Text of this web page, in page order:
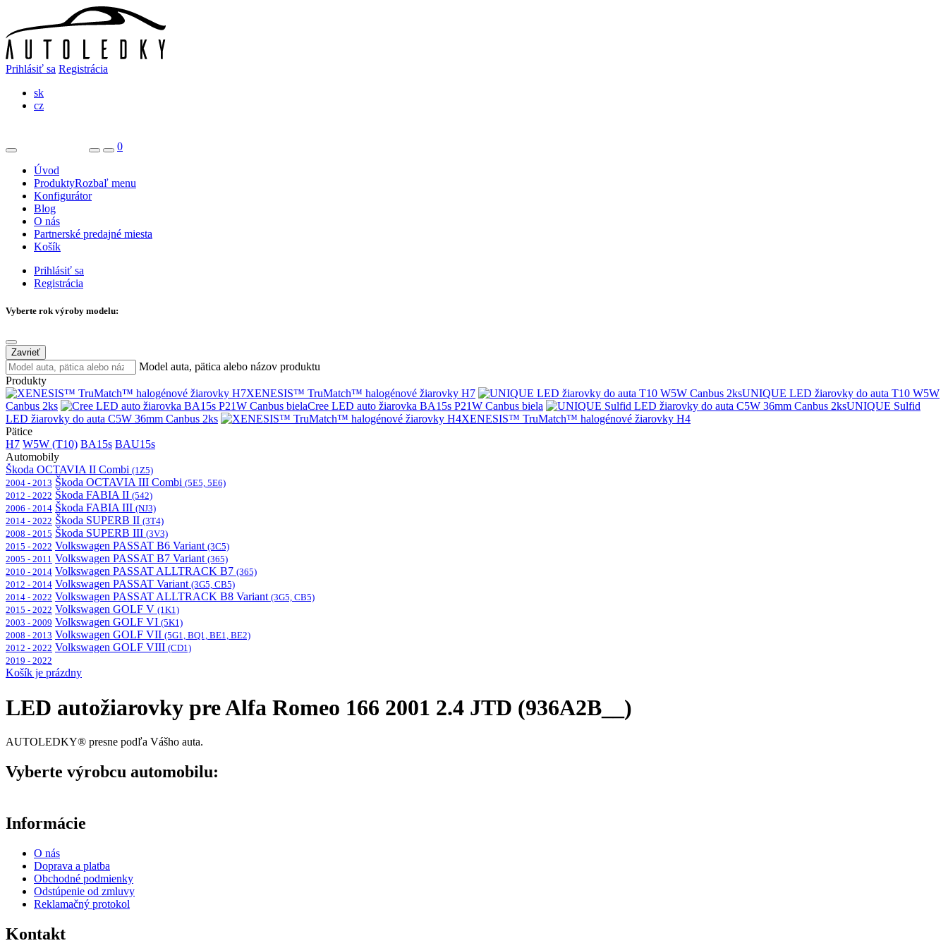
Prihlásiť sa Registrácia
sk
cz
0
Úvod
ProduktyRozbaľ menu
Konfigurátor
Blog
O nás
Partnerské predajné miesta
Košík
Prihlásiť sa
Registrácia
Vyberte rok výroby modelu:
Zavrieť
Model auta, pätica alebo názov produktu
Produkty
XENESIS™ TruMatch™ halogénové žiarovky H7
UNIQUE LED žiarovky do auta T10 W5W
Canbus 2ks
Cree LED auto žiarovka BA15s P21W Canbus biela
UNIQUE Sulfid
LED žiarovky do auta C5W 36mm Canbus 2ks
XENESIS™ TruMatch™ halogénové žiarovky H4
Pätice
H7 W5W (T10) BA15s BAU15s
Automobily
Škoda OCTAVIA II Combi (1Z5)
2004 - 2013 Škoda OCTAVIA III Combi (5E5, 5E6)
2012 - 2022 Škoda FABIA II (542)
2006 - 2014 Škoda FABIA III (NJ3)
2014 - 2022 Škoda SUPERB II (3T4)
2008 - 2015 Škoda SUPERB III (3V3)
2015 - 2022 Volkswagen PASSAT B6 Variant (3C5)
2005 - 2011 Volkswagen PASSAT B7 Variant (365)
2010 - 2014 Volkswagen PASSAT ALLTRACK B7 (365)
2012 - 2014 Volkswagen PASSAT Variant (3G5, CB5)
2014 - 2022 Volkswagen PASSAT ALLTRACK B8 Variant (3G5, CB5)
2015 - 2022 Volkswagen GOLF V (1K1)
2003 - 2009 Volkswagen GOLF VI (5K1)
2008 - 2013 Volkswagen GOLF VII (5G1, BQ1, BE1, BE2)
2012 - 2022 Volkswagen GOLF VIII (CD1)
2019 - 2022
Košík je prázdny
LED autožiarovky pre Alfa Romeo 166 2001 2.4 JTD (936A2B__)
AUTOLEDKY® presne podľa Vášho auta.
Vyberte výrobcu automobilu:
Informácie
O nás
Doprava a platba
Obchodné podmienky
Odstúpenie od zmluvy
Reklamačný protokol
Kontakt